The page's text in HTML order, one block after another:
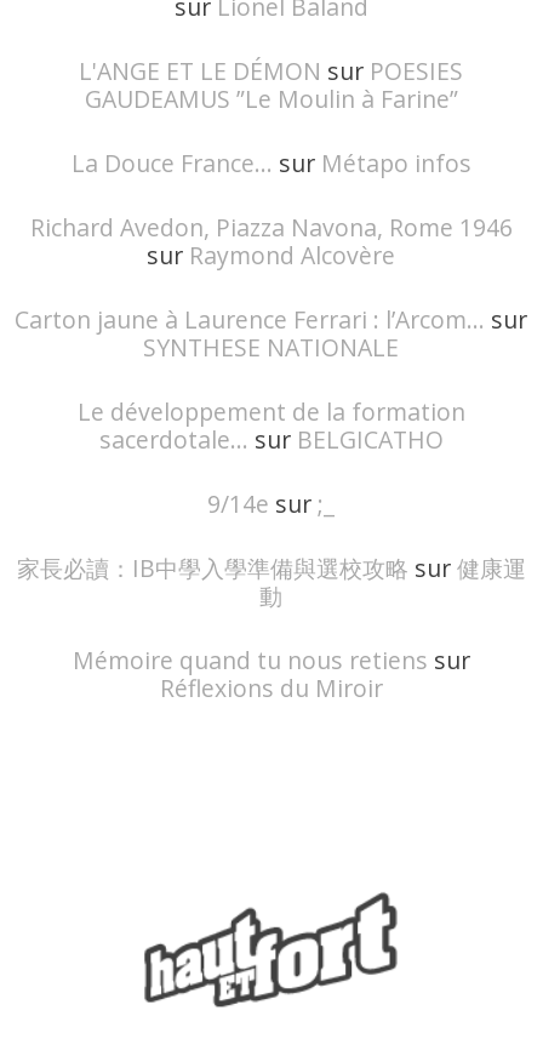
L'ANGE ET LE DÉMON sur POESIES
GAUDEAMUS ”Le Moulin à Farine”
La Douce France... sur Métapo infos
Richard Avedon, Piazza Navona, Rome 1946
sur Raymond Alcovère
Carton jaune à Laurence Ferrari : l’Arcom... sur
SYNTHESE NATIONALE
Le développement de la formation
sacerdotale... sur BELGICATHO
9/14e sur ;_
家長必讀：IB中學入學準備與選校攻略 sur健康運
動
Mémoire quand tu nous retiens sur
Réflexions du Miroir